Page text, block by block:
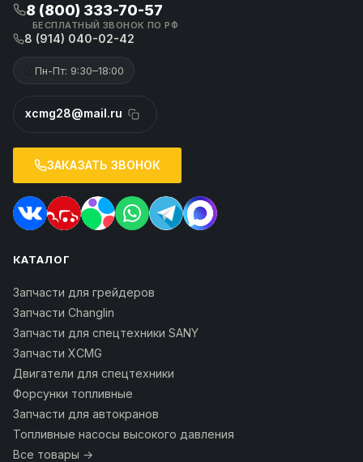
8 (800) 333-70-57
БЕСПЛАТНЫЙ ЗВОНОК ПО РФ
8 (914) 040-02-42
Пн-Пт: 9:30–18:00
xcmg28@mail.ru
ЗАКАЗАТЬ ЗВОНОК
КАТАЛОГ
Запчасти для грейдеров
Запчасти Changlin
Запчасти для спецтехники SANY
Запчасти XCMG
Двигатели для спецтехники
Форсунки топливные
Запчасти для автокранов
Топливные насосы высокого давления
Все товары →